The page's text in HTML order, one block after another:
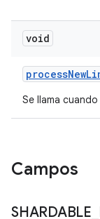
void
processNew
Se llama
Campos
SHARDABLE